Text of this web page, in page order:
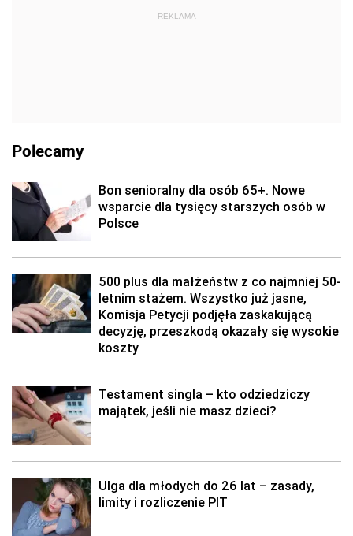
REKLAMA
Polecamy
Bon senioralny dla osób 65+. Nowe
wsparcie dla tysięcy starszych osób w
Polsce
500 plus dla małżeństw z co najmniej 50-
letnim stażem. Wszystko już jasne,
Komisja Petycji podjęła zaskakującą
decyzję, przeszkodą okazały się wysokie
koszty
Testament singla – kto odziedziczy
majątek, jeśli nie masz dzieci?
Ulga dla młodych do 26 lat – zasady,
limity i rozliczenie PIT